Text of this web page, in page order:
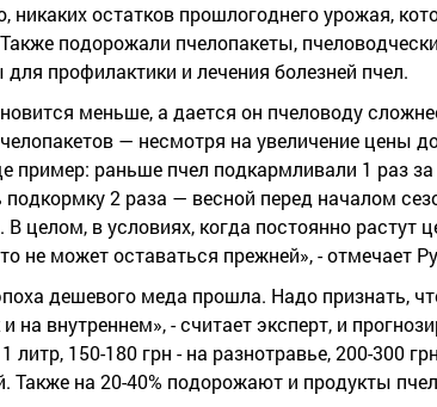
никаких остатков прошлогоднего урожая,
подорожали пчелопакеты,
для профилактики и лечения болезней пчел.
меньше, а дается он пчеловоду
— несмотря на увеличение цены
пример: раньше пчел подкармливали 1 раз
подкормку 2 раза — весной перед началом
В целом, в условиях, когда постоянно
не может оставаться прежней», - отмечает
дешевого меда прошла. Надо признать,
и на внутреннем», - считает эксперт, и
литр, 150-180 грн - на разнотравье, 200-300
Также на 20-40% подорожают и продукты